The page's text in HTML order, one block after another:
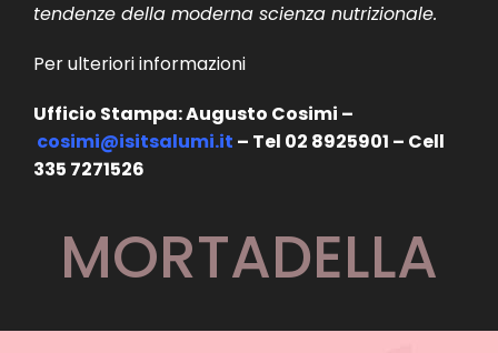
tendenze della moderna scienza nutrizionale.
Per ulteriori informazioni
Ufficio Stampa: Augusto Cosimi –
cosimi@isitsalumi.it – Tel 02 8925901 – Cell
335 7271526
MORTADELLA